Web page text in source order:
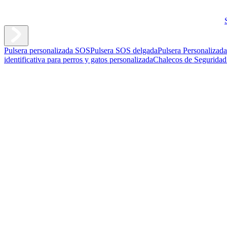
Pulsera personalizada SOSPulsera SOS delgadaPulsera
identificativa para perros y gatos personalizadaChalecos de